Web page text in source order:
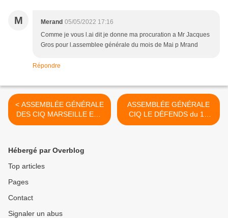
M Merand 05/05/2022 17:16
Comme je vous l.ai dit je donne ma procuration a Mr Jacques
Gros pour l.assemblee générale du mois de Mai p Mrand
Répondre
< ASSEMBLÉE GÉNÉRALE
DES CIQ MARSEILLE EST
ET LIMITROPHES
ASSEMBLÉE GÉNÉRALE
CIQ LE DÉFENDS du 14
MAI 2022 >
Hébergé par Overblog
Top articles
Pages
Contact
Signaler un abus